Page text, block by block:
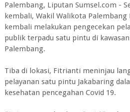
Palembang, Liputan Sumsel.com -
kembali, Wakil Walikota
kembali melakukan pengecekan
publik terpadu satu pintu di
Palembang.
Tiba di lokasi, Fitrianti meninjau
pelayanan satu pintu Jakabaring
kesehatan pencegahan Covid 19.